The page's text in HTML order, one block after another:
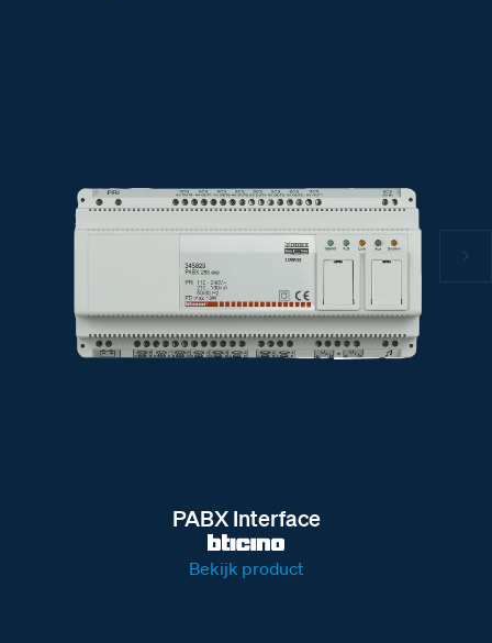
PABX Interface
Bekijk product